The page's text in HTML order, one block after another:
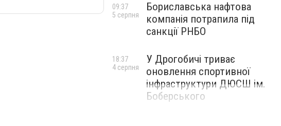
Бориславська нафтова
компанія потрапила під
санкції РНБО
09:37
5 серпня
У Дрогобичі триває
оновлення спортивної
інфраструктури ДЮСШ ім.
Боберського
18:37
4 серпня